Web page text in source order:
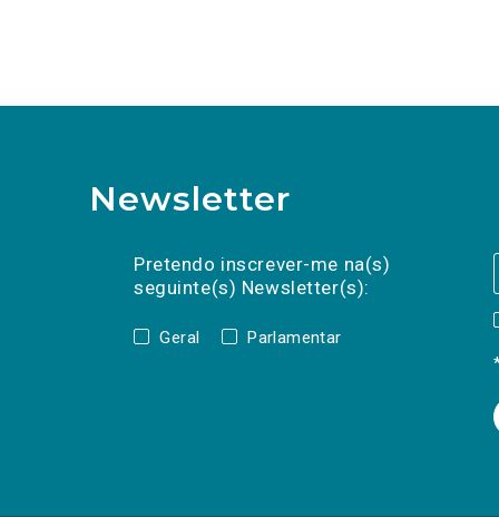
Newsletter
Pretendo inscrever-me na(s)
seguinte(s) Newsletter(s):
Geral Parlamentar
mail